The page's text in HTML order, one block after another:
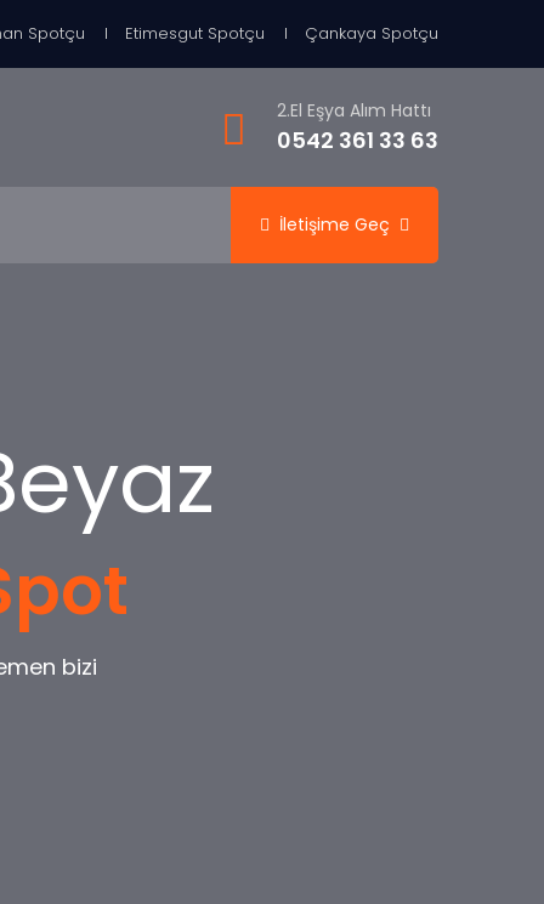
Spotçu Etimesgut Spotçu Çankaya Spotçu
2.El Eşya Alım Hattı
0542 361 33 63
İletişime Geç
bizi